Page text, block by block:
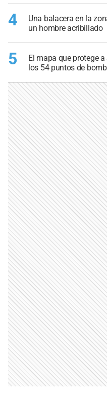
4
Una balacera en la
un hombre acribillado
5
El mapa que protege
los 54 puntos de